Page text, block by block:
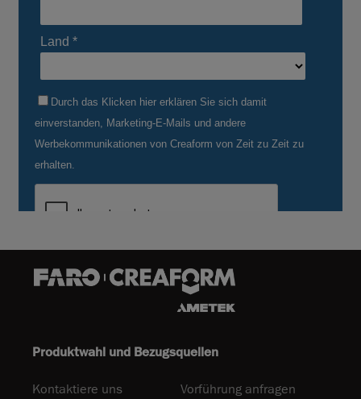
Produktwahl und Bezugsquellen
Kontaktiere uns Vorführung anfragen